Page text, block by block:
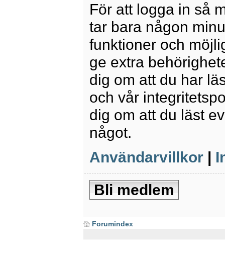
För att logga in så
tar bara någon
funktioner och
ge extra
dig om att du har
och vår
dig om att du läst
något.
Användarvillkor |
Bli medlem
Forumindex